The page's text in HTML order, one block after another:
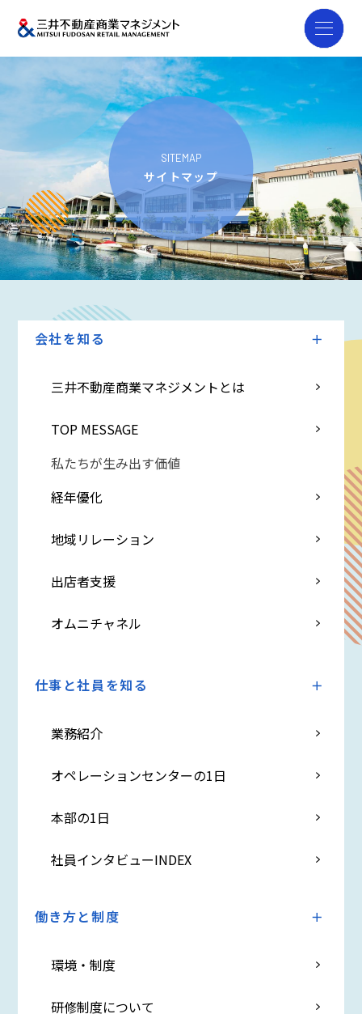
SITEMAP
サイトマップ
会社を知る
三井不動産商業マネジメントとは
TOP MESSAGE
私たちが生み出す価値
経年優化
地域リレーション
出店者支援
オムニチャネル
仕事と社員を知る
業務紹介
オペレーションセンターの1日
本部の1日
社員インタビューINDEX
働き方と制度
環境・制度
研修制度について